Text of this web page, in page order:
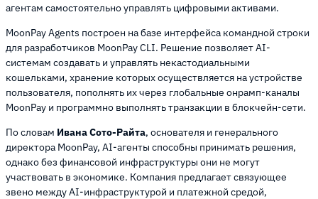
агентам самостоятельно управлять цифровыми активами.
MoonPay Agents построен на базе интерфейса командной строки
для разработчиков MoonPay CLI. Решение позволяет AI-
системам создавать и управлять некастодиальными
кошельками, хранение которых осуществляется на устройстве
пользователя, пополнять их через глобальные онрамп-каналы
MoonPay и программно выполнять транзакции в блокчейн-сети.
По словам Ивана Сото-Райта, основателя и генерального
директора MoonPay, AI-агенты способны принимать решения,
однако без финансовой инфраструктуры они не могут
участвовать в экономике. Компания предлагает связующее
звено между AI-инфраструктурой и платежной средой,